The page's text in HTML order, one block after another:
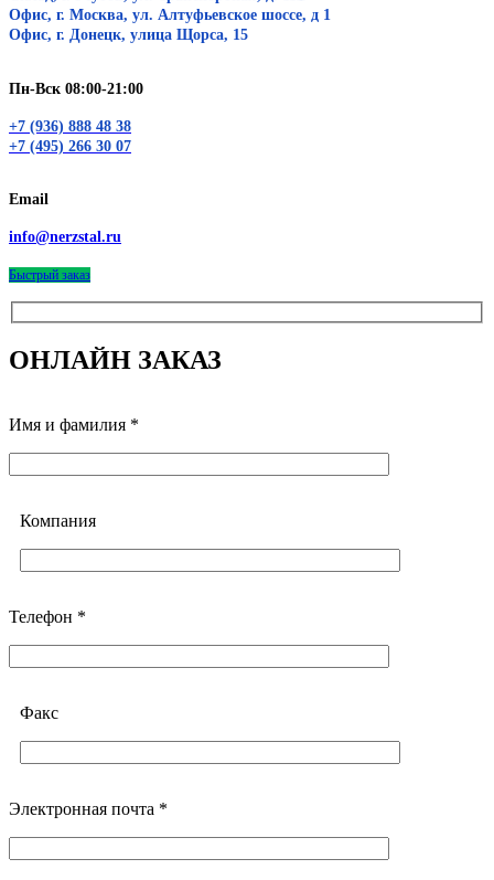
Офис, г. Москва, ул. Алтуфьевское шоссе, д 1
Офис, г. Донецк, улица Щорса, 15
Пн-Вск 08:00-21:00
+7 (936) 888 48 38
+7 (495) 266 30 07
Email
info@nerzstal.ru
Быстрый заказ
ОНЛАЙН ЗАКАЗ
Имя и фамилия *
Компания
Телефон *
Факс
Электронная почта *